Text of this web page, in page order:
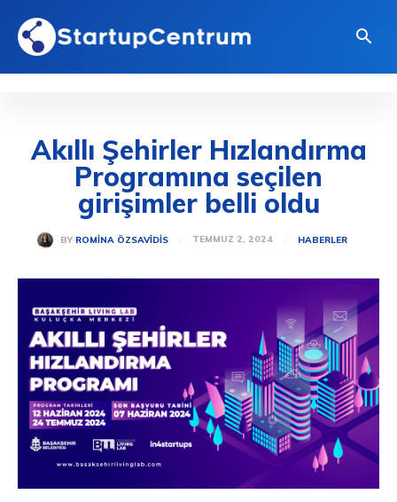
Akıllı Şehirler Hızlandırma
Programına seçilen
girişimler belli oldu
BY ROMINA ÖZSAVIDIS TEMMUZ 2, 2024 HABERLER